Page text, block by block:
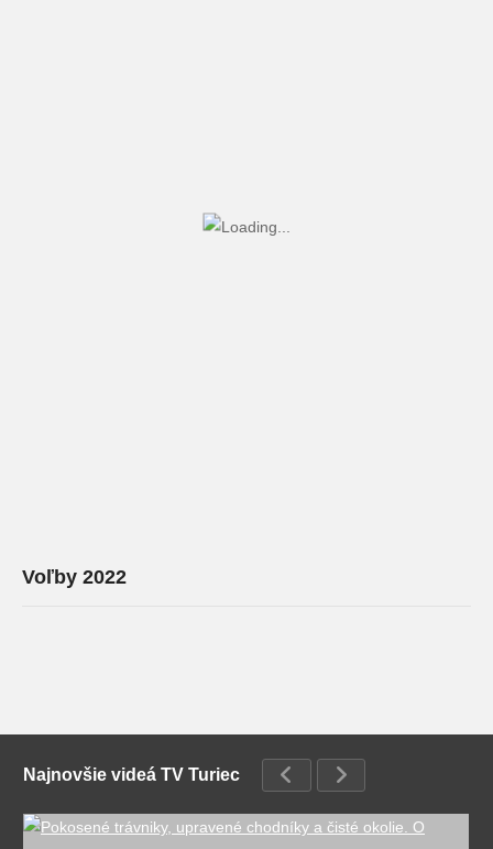
Voľby 2022
Najnovšie videá TV Turiec